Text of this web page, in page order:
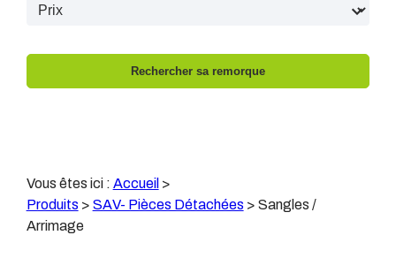
Vous êtes ici : Accueil >
Produits > SAV- Pièces Détachées > Sangles /
Arrimage